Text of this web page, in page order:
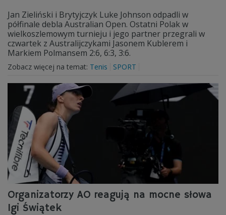
Jan Zieliński i Brytyjczyk Luke Johnson odpadli w
półfinale debla Australian Open. Ostatni Polak w
wielkoszlemowym turnieju i jego partner przegrali w
czwartek z Australijczykami Jasonem Kublerem i
Markiem Polmansem 2:6, 6:3, 3:6.
Zobacz więcej na temat: Tenis SPORT
Organizatorzy AO reagują na mocne słowa
Igi Świątek